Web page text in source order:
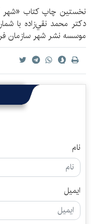
نخستين چاپ کتاب «شهر
موسسه نشر شهر سازمان
نام
ایمیل